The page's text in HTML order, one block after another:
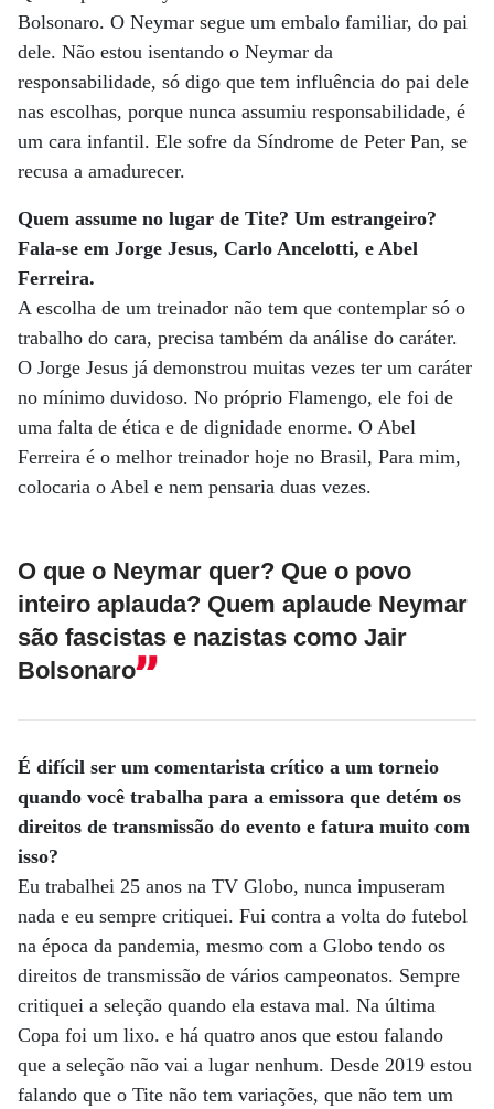
Bolsonaro. O Neymar segue um embalo familiar, do pai
dele. Não estou isentando o Neymar da
responsabilidade, só digo que tem influência do pai dele
nas escolhas, porque nunca assumiu responsabilidade, é
um cara infantil. Ele sofre da Síndrome de Peter Pan, se
recusa a amadurecer.
Quem assume no lugar de Tite? Um estrangeiro?
Fala-se em Jorge Jesus, Carlo Ancelotti, e Abel
Ferreira.
A escolha de um treinador não tem que contemplar só o
trabalho do cara, precisa também da análise do caráter.
O Jorge Jesus já demonstrou muitas vezes ter um caráter
no mínimo duvidoso. No próprio Flamengo, ele foi de
uma falta de ética e de dignidade enorme. O Abel
Ferreira é o melhor treinador hoje no Brasil, Para mim,
colocaria o Abel e nem pensaria duas vezes.
O que o Neymar quer? Que o povo
inteiro aplauda? Quem aplaude Neymar
são fascistas e nazistas como Jair
Bolsonaro
É difícil ser um comentarista crítico a um torneio
quando você trabalha para a emissora que detém os
direitos de transmissão do evento e fatura muito com
isso?
Eu trabalhei 25 anos na TV Globo, nunca impuseram
nada e eu sempre critiquei. Fui contra a volta do futebol
na época da pandemia, mesmo com a Globo tendo os
direitos de transmissão de vários campeonatos. Sempre
critiquei a seleção quando ela estava mal. Na última
Copa foi um lixo. e há quatro anos que estou falando
que a seleção não vai a lugar nenhum. Desde 2019 estou
falando que o Tite não tem variações, que não tem um